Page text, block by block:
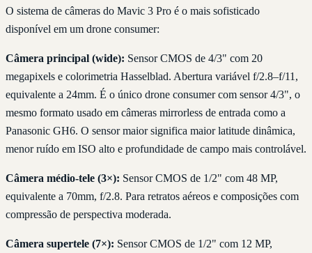
O sistema de câmeras do Mavic 3 Pro é o mais sofisticado
disponível em um drone consumer:
Câmera principal (wide): Sensor CMOS de 4/3" com 20
megapixels e colorimetria Hasselblad. Abertura variável f/2.8–f/11,
equivalente a 24mm. É o único drone consumer com sensor 4/3", o
mesmo formato usado em câmeras mirrorless de entrada como a
Panasonic GH6. O sensor maior significa maior latitude dinâmica,
menor ruído em ISO alto e profundidade de campo mais controlável.
Câmera médio-tele (3×): Sensor CMOS de 1/2" com 48 MP,
equivalente a 70mm, f/2.8. Para retratos aéreos e composições com
compressão de perspectiva moderada.
Câmera supertele (7×): Sensor CMOS de 1/2" com 12 MP,